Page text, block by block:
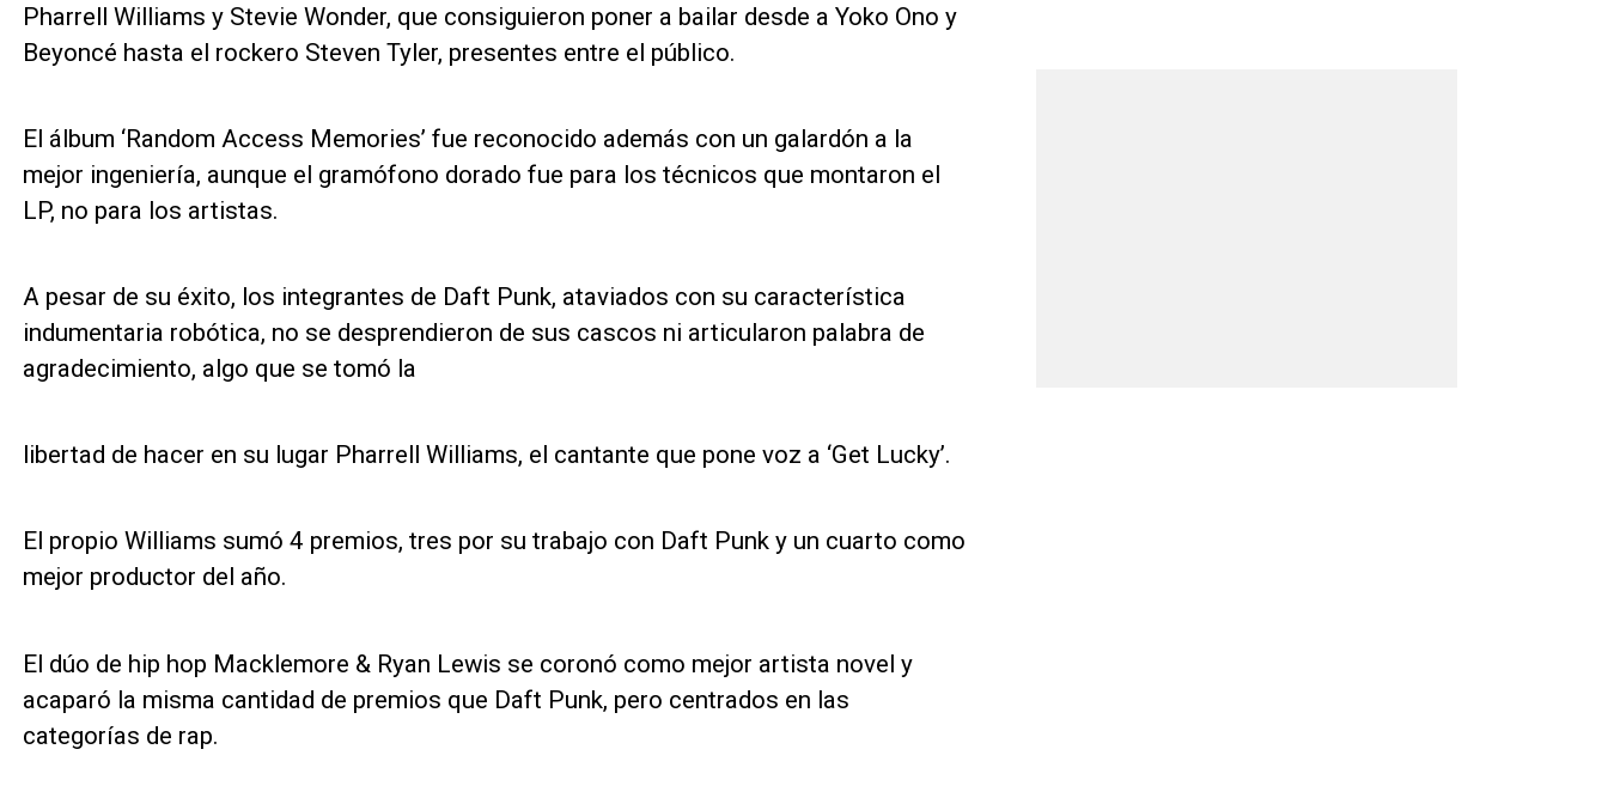
Pharrell Williams y Stevie Wonder, que consiguieron poner a bailar desde a Yoko Ono y
Beyoncé hasta el rockero Steven Tyler, presentes entre el público.
El álbum ‘Random Access Memories’ fue reconocido además con un galardón a la
mejor ingeniería, aunque el gramófono dorado fue para los técnicos que montaron el
LP, no para los artistas.
A pesar de su éxito, los integrantes de Daft Punk, ataviados con su característica
indumentaria robótica, no se desprendieron de sus cascos ni articularon palabra de
agradecimiento, algo que se tomó la
libertad de hacer en su lugar Pharrell Williams, el cantante que pone voz a ‘Get Lucky’.
El propio Williams sumó 4 premios, tres por su trabajo con Daft Punk y un cuarto como
mejor productor del año.
El dúo de hip hop Macklemore & Ryan Lewis se coronó como mejor artista novel y
acaparó la misma cantidad de premios que Daft Punk, pero centrados en las
categorías de rap.